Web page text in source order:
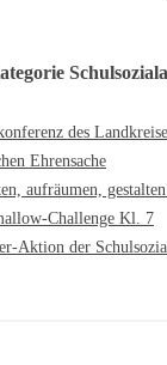
des
Ehrensache
aufräumen,
Challenge Kl. 7
Aktion der